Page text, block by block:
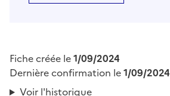
Fiche créée le1/09/2024
Dernière confirmation le1/09/2024
Voir l'historique